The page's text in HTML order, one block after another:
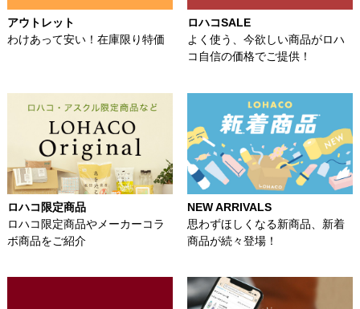
アウトレット
わけあって安い！在庫限り特価
ロハコSALE
よく使う、今欲しい商品がロハ
コ自信の価格でご提供！
ロハコ限定商品
ロハコ限定商品やメーカーコラ
ボ商品をご紹介
NEW ARRIVALS
思わずほしくなる新商品、新着
商品が続々登場！